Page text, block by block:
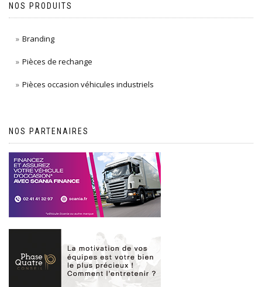
NOS PRODUITS
Branding
Pièces de rechange
Pièces occasion véhicules industriels
NOS PARTENAIRES